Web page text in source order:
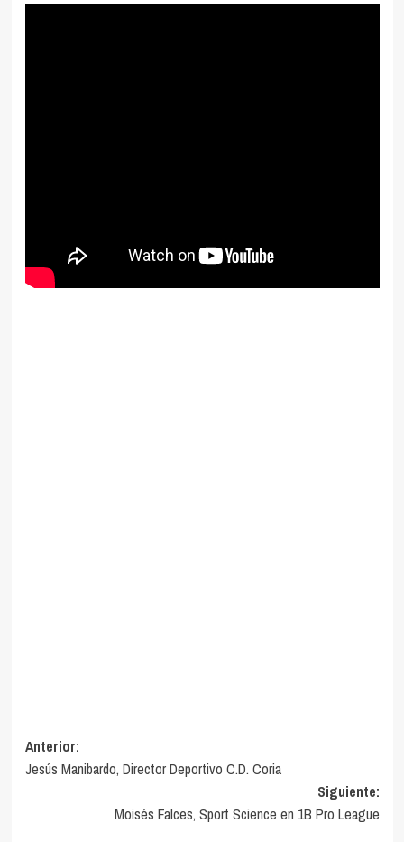
Navegación
de
entradas
Anterior:
Jesús Manibardo, Director Deportivo C.D. Coria
Siguiente:
Moisés Falces, Sport Science en 1B Pro League